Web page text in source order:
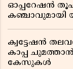
ഓപ്പറേഷൻ
കഞ്ചാവുമായി
ക്വട്ടേഷൻ
കാപ്പ
കേസുകൾ